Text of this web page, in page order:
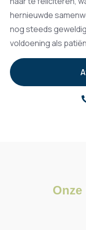
hernieuwde
nog steeds
voldoening als